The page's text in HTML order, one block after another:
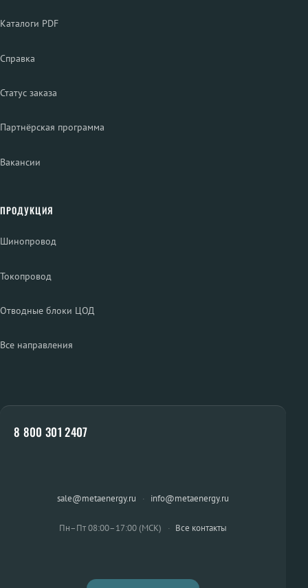
Каталоги PDF
Справка
Статус заказа
Партнёрская программа
Вакансии
ПРОДУКЦИЯ
Шинопровод
Токопровод
Отводные блоки ЦОД
Все направления
8 800 301 2407
sale@metaenergy.ru · info@metaenergy.ru
Пн–Пт 08:00–17:00 (МСК) · Все контакты